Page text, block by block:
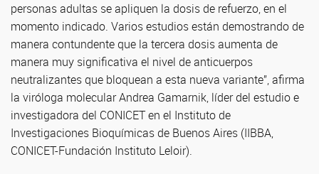
personas adultas se apliquen la dosis de refuerzo, en el
momento indicado. Varios estudios están demostrando de
manera contundente que la tercera dosis aumenta de
manera muy significativa el nivel de anticuerpos
neutralizantes que bloquean a esta nueva variante”, afirma
la viróloga molecular Andrea Gamarnik, líder del estudio e
investigadora del CONICET en el Instituto de
Investigaciones Bioquímicas de Buenos Aires (IIBBA,
CONICET-Fundación Instituto Leloir).